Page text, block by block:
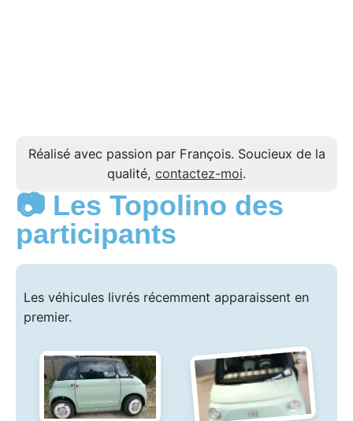
Réalisé avec passion par François. Soucieux de la
qualité, contactez-moi.
📷 Les Topolino des
participants
Les véhicules livrés récemment apparaissent en
premier.